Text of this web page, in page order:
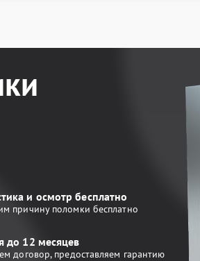
и осмотр бесплатно
причину поломки бесплатно
до 12 месяцев
договор, предоставляем гарантию